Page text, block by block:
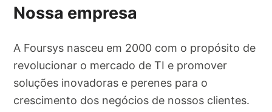
Nossa empresa
A Foursys nasceu em 2000 com o propósito de
revolucionar o mercado de TI e promover
soluções inovadoras e perenes para o
crescimento dos negócios de nossos clientes.